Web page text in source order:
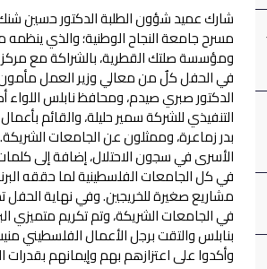
شارك عميد شؤون الطلبة الدكتور حسين
مسرح جامعة النجاح الوطنية؛ والذي
في الحفل كلٌ من معالي وزير العمل مأمون
الدكتور صبري صيدم، ومحافظ نابلس اللواء
التنفيذي للشركة سمير حليلة، والقائم
بدر زماعرة، وممثلون عن الجامعات
الأسرى في سجون الاحتلال، إضافة إلى
في كل الجامعات الفلسطينية لما حققه
مشاريع صغيرة للخريجين. وفي نهاية الحفل
في الجامعات الشريكة، وتم تكريم متميزي
بنابلس والتقت برجل الأعمال الفلسطيني
وأكدوا على اعتزازهم بهم وإيمانهم بقدرات